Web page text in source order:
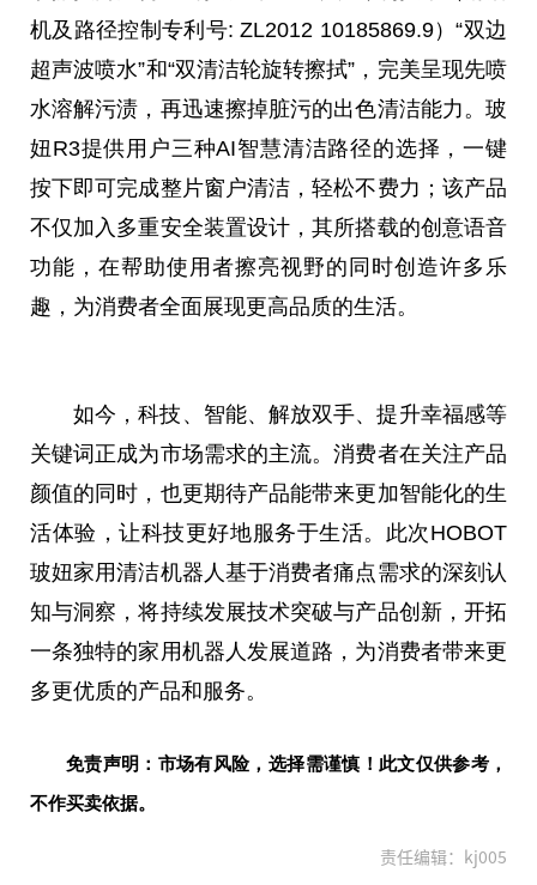
机及路径控制专利号: ZL2012 10185869.9）“双边
超声波喷水”和“双清洁轮旋转擦拭”，完美呈现先喷
水溶解污渍，再迅速擦掉脏污的出色清洁能力。玻
妞R3提供用户三种AI智慧清洁路径的选择，一键
按下即可完成整片窗户清洁，轻松不费力；该产品
不仅加入多重安全装置设计，其所搭载的创意语音
功能，在帮助使用者擦亮视野的同时创造许多乐
趣，为消费者全面展现更高品质的生活。
如今，科技、智能、解放双手、提升幸福感等
关键词正成为市场需求的主流。消费者在关注产品
颜值的同时，也更期待产品能带来更加智能化的生
活体验，让科技更好地服务于生活。此次HOBOT
玻妞家用清洁机器人基于消费者痛点需求的深刻认
知与洞察，将持续发展技术突破与产品创新，开拓
一条独特的家用机器人发展道路，为消费者带来更
多更优质的产品和服务。
免责声明：市场有风险，选择需谨慎！此文仅供参考，
不作买卖依据。
责任编辑：kj005